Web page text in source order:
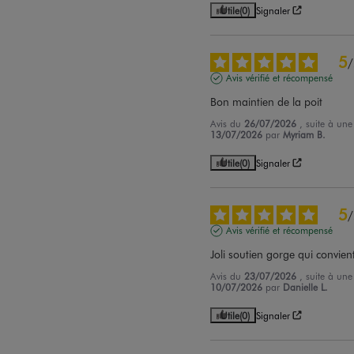
Utile(0) Signaler
5/
Avis vérifié et récompensé
Bon maintien de la poit
Avis du 26/07/2026
, suite à
13/07/2026 parMyriam B.
Utile(0) Signaler
5/
Avis vérifié et récompensé
Joli soutien gorge qui
Avis du 23/07/2026
, suite à
10/07/2026 par Danielle L.
Utile(0) Signaler